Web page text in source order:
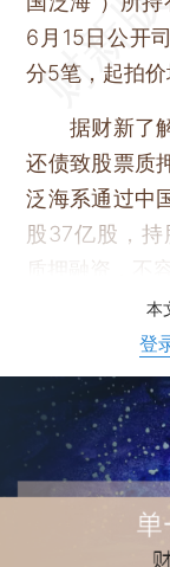
6月15日公开
分5笔，起拍价
据财新了解
还债致股票质
泛海系通过中
股37亿股，
质押融资，不
本
登